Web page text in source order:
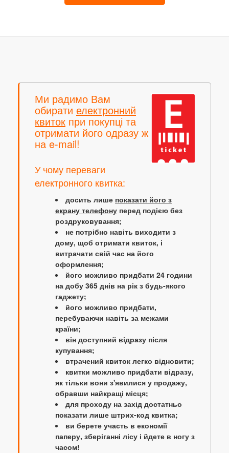
Ми радимо Вам
обирати електронний
квиток при покупці та
отримати його одразу ж
на e-mail!
У чому переваги
електронного квитка:
досить лише показати його з
екрану телефону перед подією без
роздруковування;
не потрібно навіть виходити з
дому, щоб отримати квиток, і
витрачати свій час на його
оформлення;
його можливо придбати 24 години
на добу 365 днів на рік з будь-якого
гаджету;
його можливо придбати,
перебуваючи навіть за межами
країни;
він доступний відразу після
купування;
втрачений квиток легко відновити;
квитки можливо придбати відразу,
як тільки вони з'явилися у продажу,
обравши найкращі місця;
для проходу на захід достатньо
показати лише штрих-код квитка;
ви берете участь в економії
паперу, зберіганні лісу і йдете в ногу з
часом!